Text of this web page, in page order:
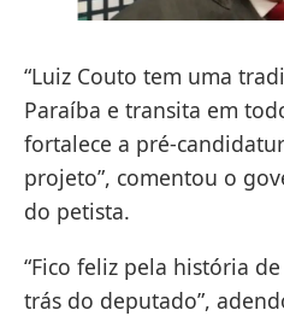
“Luiz Couto tem uma
Paraíba e transita em
fortalece a pré-
projeto”, comentou o
do petista.
“Fico feliz pela história
trás do deputado”,